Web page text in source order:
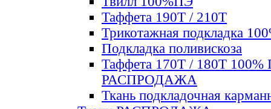
Таффета 190Т / 210Т
Трикотажная подкладка
Подкладка поливискоза
Таффета 170Т / 180Т 100%
РАСПРОДАЖА
Ткань подкладочная